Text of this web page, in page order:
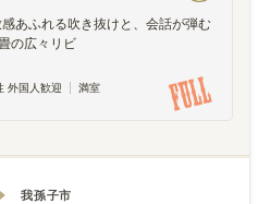
あふれる吹き抜けと、会話が弾む
の広々リビ
外国人歓迎 満室
我孫子市